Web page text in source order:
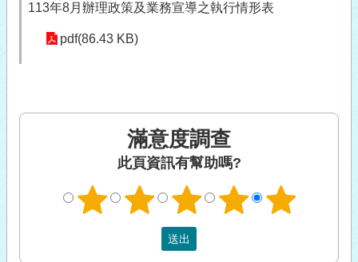
113年8月辦理政策及業務宣導之執行情形表
pdf(86.43 KB)
滿意度調查
此頁資訊有幫助嗎?